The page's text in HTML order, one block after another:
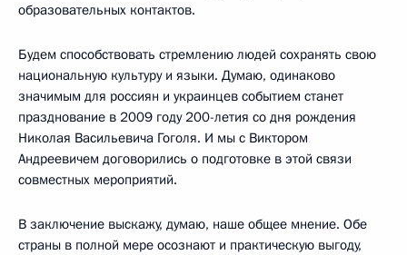
образовательных контактов.
Будем способствовать стремлению людей сохранять свою
национальную культуру и языки. Думаю, одинаково
значимым для россиян и украинцев событием станет
празднование в 2009 году 200-летия со дня рождения
Николая Васильевича Гоголя. И мы с Виктором
Андреевичем договорились о подготовке в этой связи
совместных мероприятий.
В заключение выскажу, думаю, наше общее мнение. Обе
страны в полной мере осознают и практическую выгоду,